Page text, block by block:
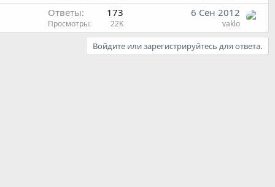
Ответы 173
Просмотры 22K
6 Сен 2012
vaklo
Войдите или зарегистрируйтесь для ответа.